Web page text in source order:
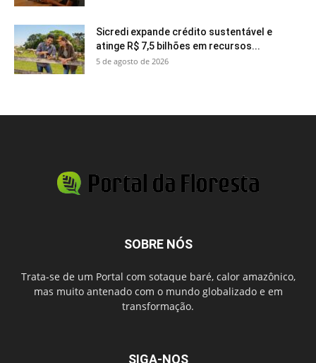
Sicredi expande crédito sustentável e
atinge R$ 7,5 bilhões em recursos...
5 de agosto de 2026
SOBRE NÓS
Trata-se de um Portal com sotaque baré, calor amazônico,
mas muito antenado com o mundo globalizado e em
transformação.
SIGA-NOS